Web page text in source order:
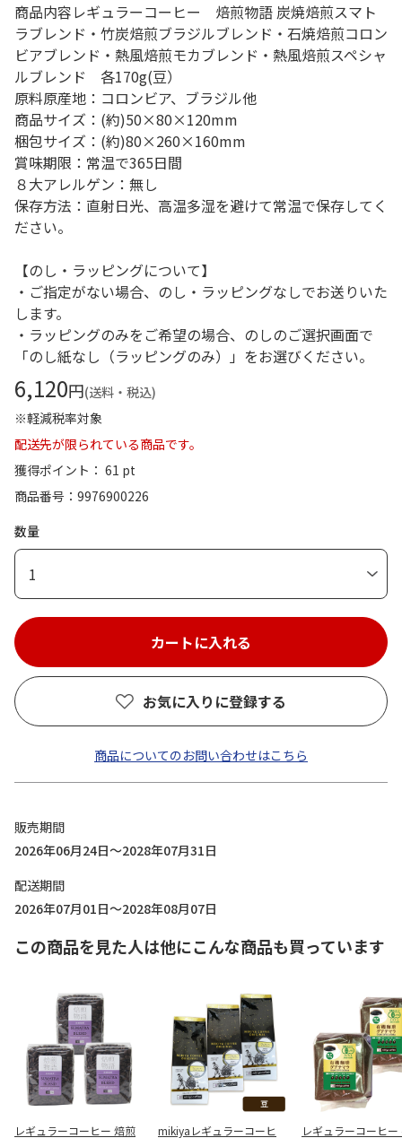
商品内容レギュラーコーヒー 焙煎物語 炭焼焙煎スマト
ラブレンド・竹炭焙煎ブラジルブレンド・石焼焙煎コロン
ビアブレンド・熱風焙煎モカブレンド・熱風焙煎スペシャ
ルブレンド 各170g(豆）
原料原産地：コロンビア、ブラジル他
商品サイズ：(約)50×80×120mm
梱包サイズ：(約)80×260×160mm
賞味期限：常温で365日間
８大アレルゲン：無し
保存方法：直射日光、高温多湿を避けて常温で保存してく
ださい。
【のし・ラッピングについて】
・ご指定がない場合、のし・ラッピングなしでお送りいた
します。
・ラッピングのみをご希望の場合、のしのご選択画面で
「のし紙なし（ラッピングのみ）」をお選びください。
6,120円(送料・税込)
※軽減税率対象
配送先が限られている商品です。
獲得ポイント： 61 pt
商品番号
9976900226
数量
1
お気に入りに登録する
商品についてのお問い合わせはこちら
販売期間
2026年06月24日～2028年07月31日
配送期間
2026年07月01日～2028年08月07日
この商品を見た人は他にこんな商品も買っています
レギュラーコーヒー 焙煎
mikiyaレギュラーコーヒ
レギュラーコーヒー